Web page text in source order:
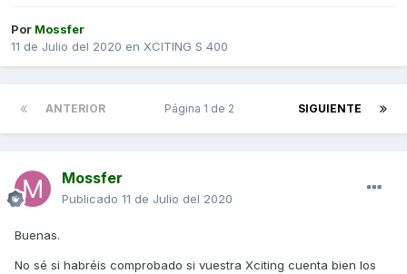
Por Mossfer
11 de Julio del 2020 en XCITING S 400
ANTERIOR SIGUIENTE
Página 1 de 2
Mossfer
Publicado 11 de Julio del 2020
Buenas.
No sé si habréis comprobado si vuestra Xciting cuenta bien los